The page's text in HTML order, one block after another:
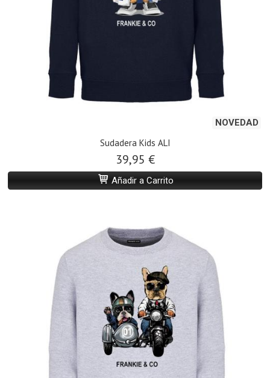
NOVEDAD
Sudadera Kids ALI
39,95 €
Añadir a Carrito